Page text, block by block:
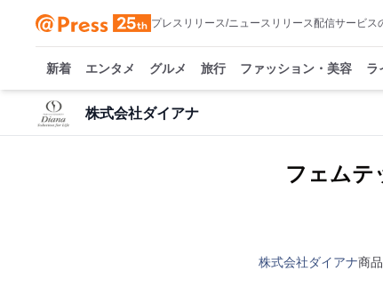
プレスリリース/ニュースリリース配信サービス
新着 エンタメ グルメ 旅行 ファッション・美容 ラ
株式会社ダイアナ
フェムテ
株式会社ダイアナ商品